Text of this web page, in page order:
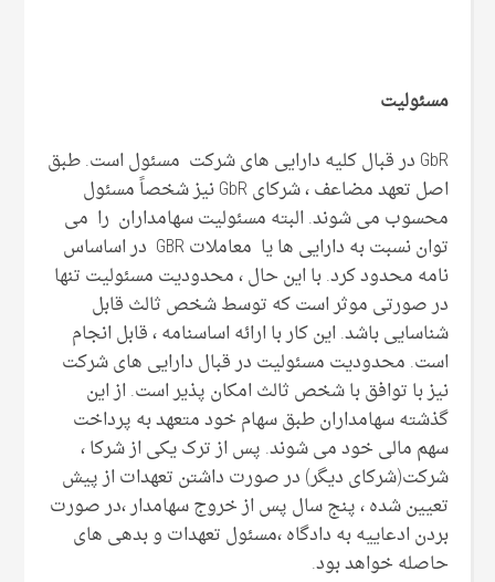
مسئولیت
GbR در قبال کلیه دارایی های شرکت مسئول است. طبق
اصل تعهد مضاعف ، شرکای GbR نیز شخصاً مسئول
محسوب می شوند. البته مسئولیت سهامداران را می
توان نسبت به دارایی ها یا معاملات GBR در اساساس
نامه محدود کرد. با این حال ، محدودیت مسئولیت تنها
در صورتی موثر است که توسط شخص ثالث قابل
شناسایی باشد. این کار با ارائه اساسنامه ، قابل انجام
است. محدودیت مسئولیت در قبال دارایی های شرکت
نیز با توافق با شخص ثالث امکان پذیر است. از این
گذشته سهامداران طبق سهام خود متعهد به پرداخت
سهم مالی خود می شوند. پس از ترک یکی از شرکا ،
شرکت(شرکای دیگر) در صورت داشتن تعهدات از پیش
تعیین شده ، پنج سال پس از خروج سهامدار ،در صورت
بردن ادعاییه به دادگاه ،مسئول تعهدات و بدهی های
حاصله خواهد بود.